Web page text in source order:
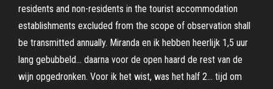
residents and non-residents in the tourist accommodation
establishments excluded from the scope of observation shall
be transmitted annually. Miranda en ik hebben heerlijk 1,5 uur
lang gebubbeld… daarna voor de open haard de rest van de
wijn opgedronken. Voor ik het wist, was het half 2… tijd om